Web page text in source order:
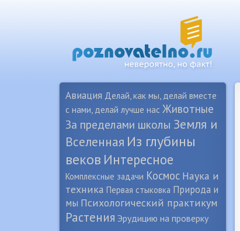
Авиация Делай, как мы, делай вместе
с нами, делай лучше нас Животные
За пределами школы Земля и
Вселенная Из глубины
веков Интересное
Комплексные задачи Космос Наука и
техника Первая стыковка Природа и
мы Психологический практикум
Растения Эрудицию на проверку